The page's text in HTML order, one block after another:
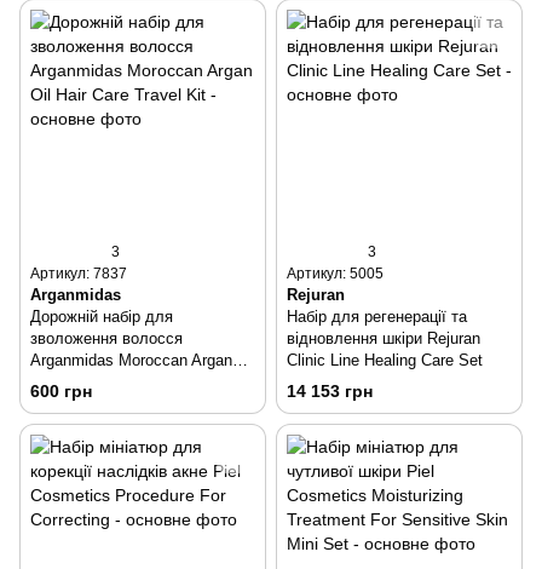
3
Артикул: 7837
Arganmidas
Дорожній набір для
зволоження волосся
Arganmidas Moroccan Argan
Oil Hair Care Travel Kit
600 грн
3
Артикул: 5005
Rejuran
Набір для регенерації та
відновлення шкіри Rejuran
Clinic Line Healing Care Set
14 153 грн